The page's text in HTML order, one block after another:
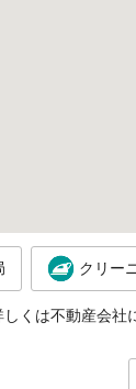
クリー
くは不動産会社